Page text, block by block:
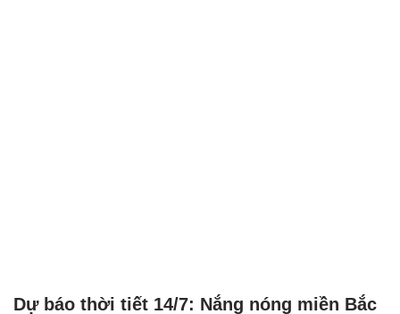
Dự báo thời tiết 14/7: Nắng nóng miền Bắc